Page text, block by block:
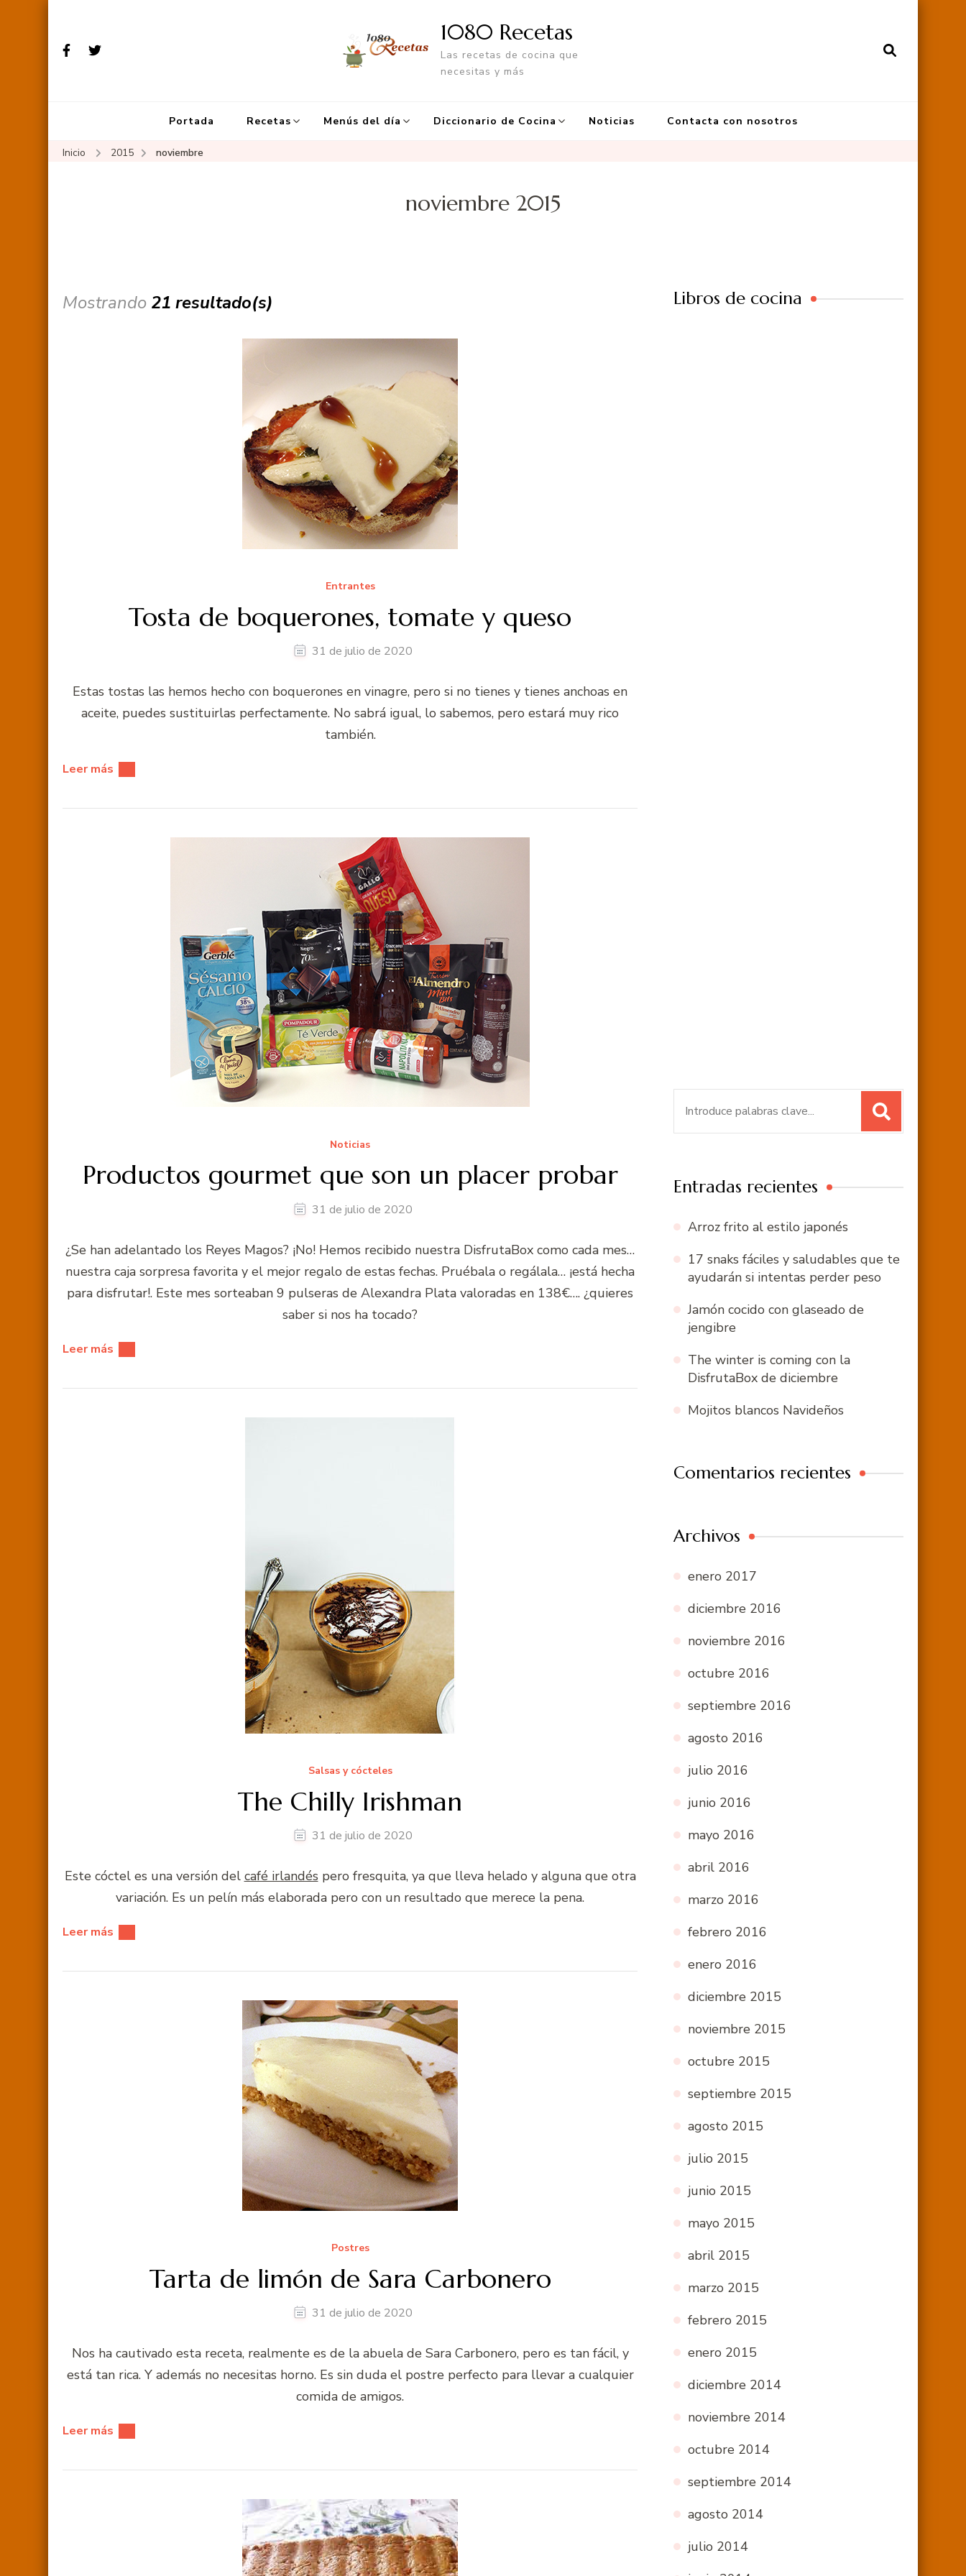
1080 Recetas
Las recetas de cocina que
necesitas y más
Portada Recetas Menús del día Diccionario de Cocina Noticias Contacta con nosotros
Inicio 2015 noviembre
noviembre 2015
Mostrando 21 resultado(s)
Entrantes
Tosta de boquerones, tomate y queso
31 de julio de 2020
Estas tostas las hemos hecho con boquerones en vinagre, pero si no tienes y tienes anchoas en
aceite, puedes sustituirlas perfectamente. No sabrá igual, lo sabemos, pero estará muy rico
también.
Leer más
Noticias
Productos gourmet que son un placer probar
31 de julio de 2020
¿Se han adelantado los Reyes Magos? ¡No! Hemos recibido nuestra DisfrutaBox como cada mes…
nuestra caja sorpresa favorita y el mejor regalo de estas fechas. Pruébala o regálala… ¡está hecha
para disfrutar!. Este mes sorteaban 9 pulseras de Alexandra Plata valoradas en 138€…. ¿quieres
saber si nos ha tocado?
Leer más
Salsas y cócteles
The Chilly Irishman
31 de julio de 2020
Este cóctel es una versión del café irlandés pero fresquita, ya que lleva helado y alguna que otra
variación. Es un pelín más elaborada pero con un resultado que merece la pena.
Leer más
Postres
Tarta de limón de Sara Carbonero
31 de julio de 2020
Nos ha cautivado esta receta, realmente es de la abuela de Sara Carbonero, pero es tan fácil, y
está tan rica. Y además no necesitas horno. Es sin duda el postre perfecto para llevar a cualquier
comida de amigos.
Leer más
Libros de cocina
Entradas recientes
Arroz frito al estilo japonés
17 snaks fáciles y saludables que te
ayudarán si intentas perder peso
Jamón cocido con glaseado de
jengibre
The winter is coming con la
DisfrutaBox de diciembre
Mojitos blancos Navideños
Comentarios recientes
Archivos
enero 2017
diciembre 2016
noviembre 2016
octubre 2016
septiembre 2016
agosto 2016
julio 2016
junio 2016
mayo 2016
abril 2016
marzo 2016
febrero 2016
enero 2016
diciembre 2015
noviembre 2015
octubre 2015
septiembre 2015
agosto 2015
julio 2015
junio 2015
mayo 2015
abril 2015
marzo 2015
febrero 2015
enero 2015
diciembre 2014
noviembre 2014
octubre 2014
septiembre 2014
agosto 2014
julio 2014